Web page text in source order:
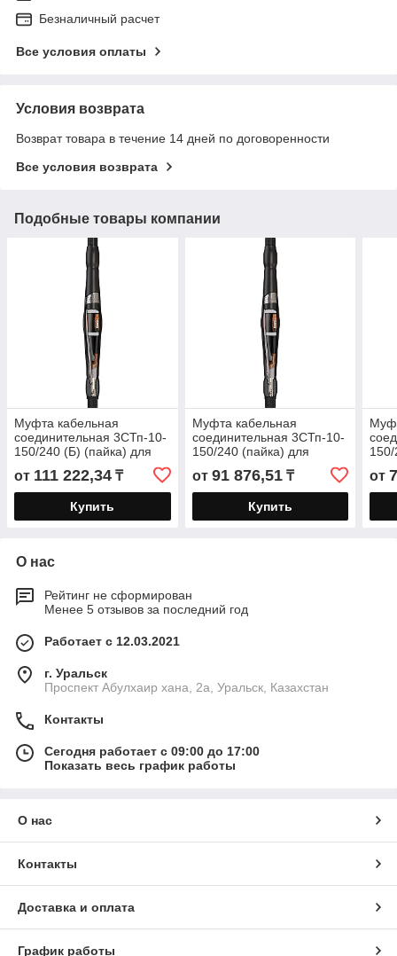
Безналичный расчет
Все условия оплаты
Условия возврата
Возврат товара в течение 14 дней по договоренности
Все условия возврата
Подобные товары компании
Муфта кабельная
соединительная 3СТп-10-
150/240 (Б) (пайка) для
кабелей с бумажной
изоляцией до 10 кВ
от 111 222,34 ₸
Купить
Муфта кабельная
соединительная 3СТп-10-
150/240 (пайка) для
кабелей с бумажной
изоляцией до 10 кВ
от 91 876,51₸
Купить
до
от
О нас
Рейтинг не сформирован
Менее 5 отзывов за последний год
Работает с 12.03.2021
г. Уральск
Проспект Абулхаир хана, 2а, Уральск, Казахстан
Контакты
Сегодня работает с 09:00 до 17:00
Показать весь график работы
О нас
Контакты
Доставка и оплата
График работы